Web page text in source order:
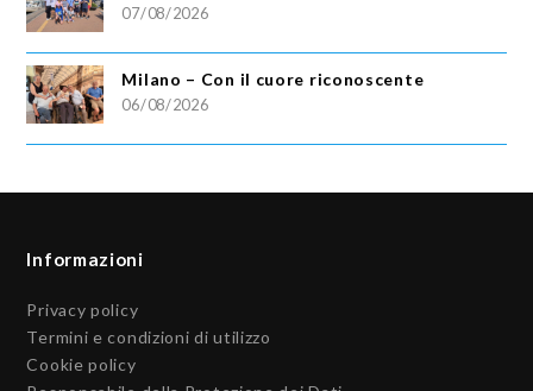
07/08/2026
Milano – Con il cuore riconoscente
06/08/2026
Informazioni
Privacy policy
Termini e condizioni di utilizzo
Cookie policy